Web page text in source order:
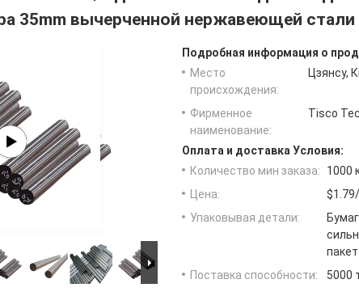
35mm вычерченной нержавеющей стали
Подробная информация о
Место
происхождения:
Цзянсу,
Фирменное
наименование:
Tisco
Оплата и доставка Условия:
Количество мин заказа:
1000
Цена:
Упаковывая детали:
пакет
Поставка способности:
5000